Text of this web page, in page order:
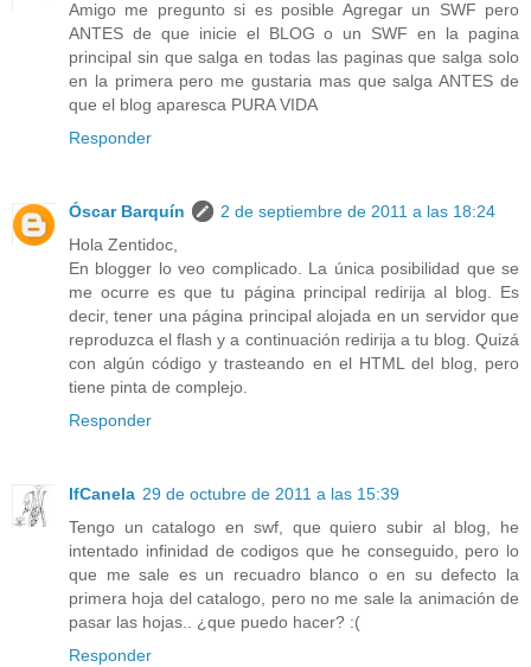
Amigo me pregunto si es posible Agregar un SWF pero
ANTES de que inicie el BLOG o un SWF en la pagina
principal sin que salga en todas las paginas que salga solo
en la primera pero me gustaria mas que salga ANTES de
que el blog aparesca PURA VIDA
Responder
Óscar Barquín
2 de septiembre de 2011 a las 18:24
Hola Zentidoc,
En blogger lo veo complicado. La única posibilidad que se
me ocurre es que tu página principal redirija al blog. Es
decir, tener una página principal alojada en un servidor que
reproduzca el flash y a continuación redirija a tu blog. Quizá
con algún código y trasteando en el HTML del blog, pero
tiene pinta de complejo.
Responder
IfCanela 29 de octubre de 2011 a las 15:39
Tengo un catalogo en swf, que quiero subir al blog, he
intentado infinidad de codigos que he conseguido, pero lo
que me sale es un recuadro blanco o en su defecto la
primera hoja del catalogo, pero no me sale la animación de
pasar las hojas.. ¿que puedo hacer? :(
Responder